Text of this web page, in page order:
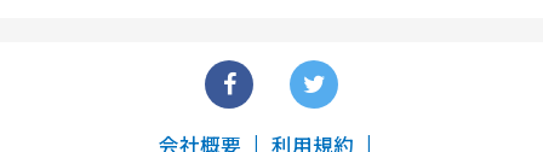
会社概要 利用規約